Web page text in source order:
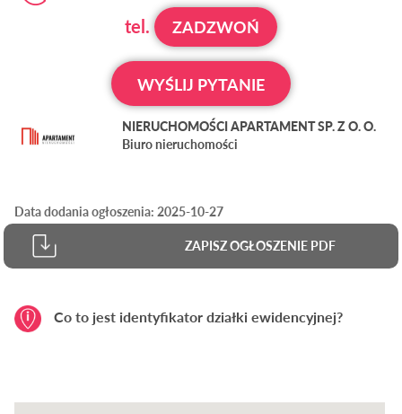
Co to jest identyfikator działki ewidencyjnej?
tel.
ZADZWOŃ
WYŚLIJ PYTANIE
NIERUCHOMOŚCI APARTAMENT SP. Z O. O.
Biuro nieruchomości
Data dodania ogłoszenia: 2025-10-27
ZAPISZ OGŁOSZENIE PDF